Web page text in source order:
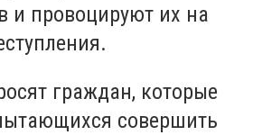
и провоцируют их на
граждан, которые
совершить